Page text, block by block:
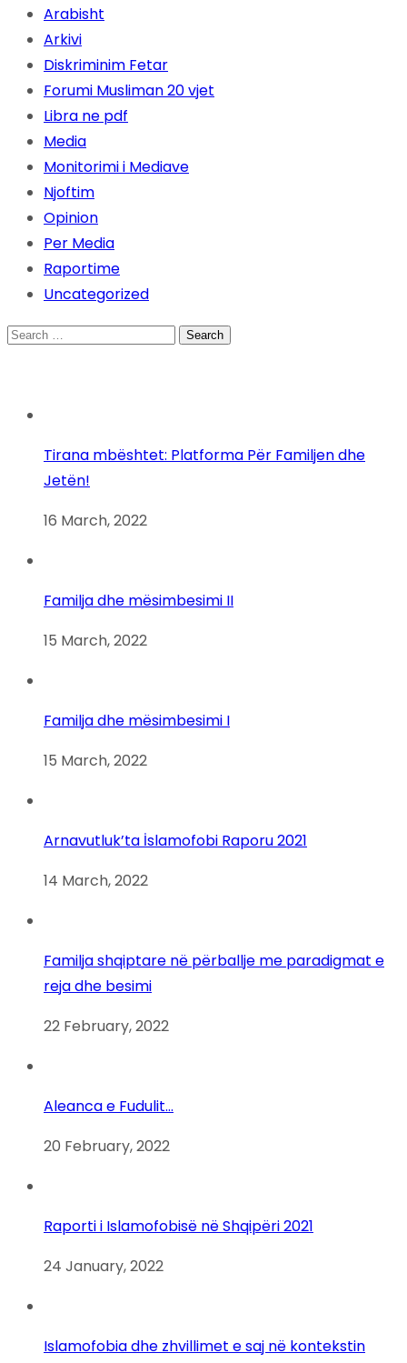
Arabisht
Arkivi
Diskriminim Fetar
Forumi Musliman 20 vjet
Libra ne pdf
Media
Monitorimi i Mediave
Njoftim
Opinion
Per Media
Raportime
Uncategorized
Search
Tirana mbështet: Platforma Për Familjen dhe
Jetën!
16 March, 2022
Familja dhe mësimbesimi II
15 March, 2022
Familja dhe mësimbesimi I
15 March, 2022
Arnavutluk’ta İslamofobi Raporu 2021
14 March, 2022
Familja shqiptare në përballje me paradigmat e
reja dhe besimi
22 February, 2022
Aleanca e Fudulit…
20 February, 2022
Raporti i Islamofobisë në Shqipëri 2021
24 January, 2022
Islamofobia dhe zhvillimet e saj në kontekstin